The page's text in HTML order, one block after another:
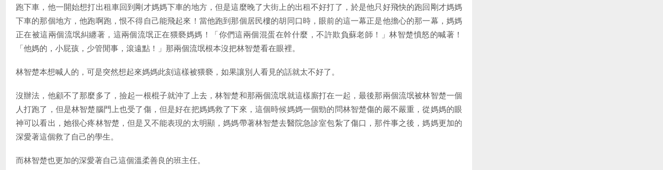
跑下車，他一開始想打出租車回到剛才媽媽下車的地方，但是這麼晚了大街上的出租不好打了，於是他只好飛快的跑回剛才媽媽
下車的那個地方，他跑啊跑，恨不得自己能飛起來！當他跑到那個居民樓的胡同口時，眼前的這一幕正是他擔心的那一幕，媽媽
正在被這兩個流氓糾纏著，這兩個流氓正在猥褻媽媽！「你們這兩個混蛋在幹什麼，不許欺負蘇老師！」林智楚憤怒的喊著！
「他媽的，小屁孩，少管閒事，滾遠點！」那兩個流氓根本沒把林智楚看在眼裡。
林智楚本想喊人的，可是突然想起來媽媽此刻這樣被猥褻，如果讓別人看見的話就太不好了。
沒辦法，他顧不了那麼多了，撿起一根棍子就沖了上去，林智楚和那兩個流氓就這樣廝打在一起，最後那兩個流氓被林智楚一個
人打跑了，但是林智楚腦門上也受了傷，但是好在把媽媽救了下來，這個時候媽媽一個勁的問林智楚傷的嚴不嚴重，從媽媽的眼
神可以看出，她很心疼林智楚，但是又不能表現的太明顯，媽媽帶著林智楚去醫院急診室包紮了傷口，那件事之後，媽媽更加的
深愛著這個救了自己的學生。
而林智楚也更加的深愛著自己這個溫柔善良的班主任。